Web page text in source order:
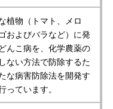
植物（トマト、メロ
およびバラなど）に発
んこ病を、化学農薬の
ない方法で防除するた
な病害防除法を開発す
っています。